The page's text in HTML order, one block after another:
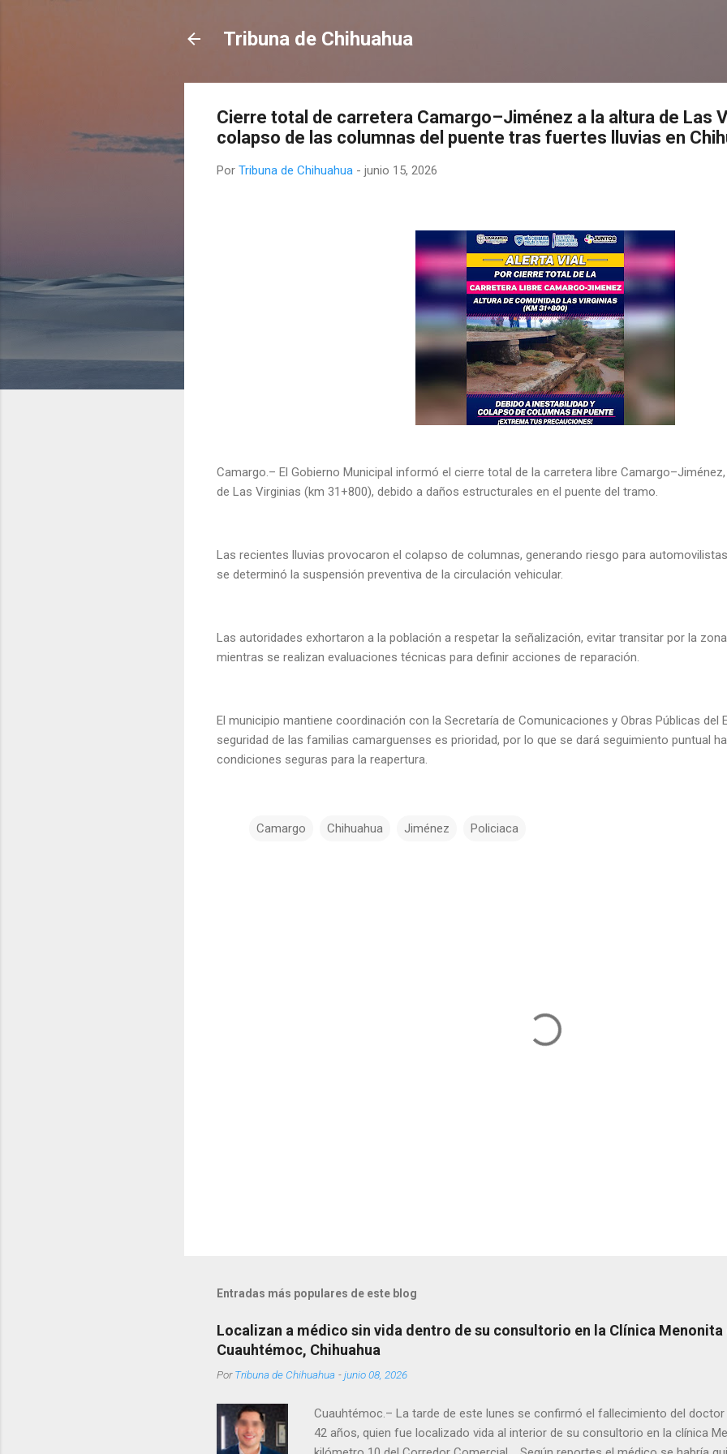
Tribuna de Chihuahua
Cierre total de carretera Camargo–Jiménez a la altura de Las
colapso de las columnas del puente tras fuertes lluvias en
Por Tribuna de Chihuahua - junio 15, 2026
Camargo.– El Gobierno Municipal informó el cierre total de la carretera libre
de Las Virginias (km 31+800), debido a daños estructurales en el puente del tramo.
Las recientes lluvias provocaron el colapso de columnas, generando riesgo para
se determinó la suspensión preventiva de la circulación vehicular.
Las autoridades exhortaron a la población a respetar la señalización, evitar transitar por la
mientras se realizan evaluaciones técnicas para definir acciones de reparación.
El municipio mantiene coordinación con la Secretaría de Comunicaciones y Obras Públicas del
seguridad de las familias camarguenses es prioridad, por lo que se dará seguimiento puntual
condiciones seguras para la reapertura.
Camargo Chihuahua Jiménez Policiaca
Entradas más populares de este blog
Localizan a médico sin vida dentro de su consultorio en la Clínica Menonita
Cuauhtémoc, Chihuahua
PorTribuna de Chihuahua -junio 08, 2026
Cuauhtémoc.– La tarde de este lunes se confirmó el fallecimiento del doctor
42 años, quien fue localizado vida al interior de su consultorio en la clínica